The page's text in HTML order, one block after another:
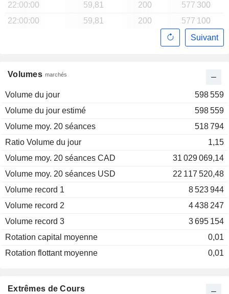
Volumes marchés
Volume du jour
598 559
Volume du jour estimé
598 559
Volume moy. 20 séances
518 794
Ratio Volume du jour
1,15
Volume moy. 20 séances CAD
31 029 069,14
Volume moy. 20 séances USD
22 117 520,48
Volume record 1
8 523 944
Volume record 2
4 438 247
Volume record 3
3 695 154
Rotation capital moyenne
0,01
Rotation flottant moyenne
0,01
22:00:00
59,81 200
577 300
22:00:00
59,81 200
577 100
Suivant
Extrêmes de Cours